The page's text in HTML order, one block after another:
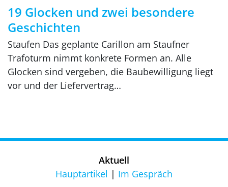
19 Glocken und zwei besondere
Geschichten
Staufen Das geplante Carillon am Staufner
Trafoturm nimmt konkrete Formen an. Alle
Glocken sind vergeben, die Baubewilligung liegt
vor und der Liefervertrag…
Aktuell
Hauptartikel
Im Gespräch